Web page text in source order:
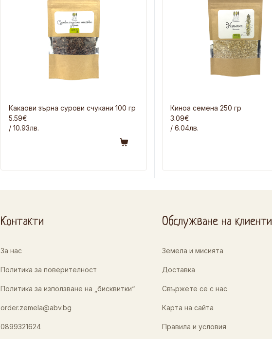
Какаови зърна сурови счукани 100 гр
5.59€
/ 10.93лв.
Киноа семена 250 гр
3.09€
/ 6.04лв.
Контакти
За нас
Политика за поверителност
Политика за използване на „бисквитки“
order.zemela@abv.bg
0899321624
Обслужване на клиенти
Земела и мисията
Доставка
Свържете се с нас
Карта на сайта
Правила и условия